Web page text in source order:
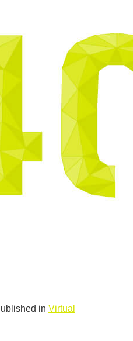
in Virtual